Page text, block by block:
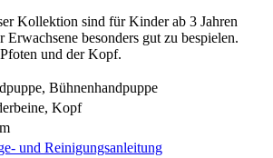
Kollektion sind für Kinder ab 3 Jahren
Erwachsene besonders gut zu bespielen.
und der Kopf.
Bühnenhandpuppe
Kopf
und Reinigungsanleitung